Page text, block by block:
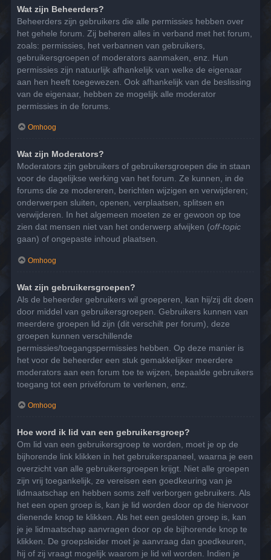
Wat zijn Beheerders?
Beheerders zijn gebruikers die alle permissies hebben over
het gehele forum. Zij beheren alles in verband met het forum,
zoals: permissies, het verbannen van gebruikers,
gebruikersgroepen of moderators aanmaken, enz. Hun
permissies zijn natuurlijk afhankelijk van welke de eigenaar
aan hen heeft toegewezen. Ook afhankelijk van de beslissing
van de eigenaar, hebben ze mogelijk alle moderator
permissies in de forums.
Omhoog
Wat zijn Moderators?
Moderators zijn gebruikers of gebruikersgroepen die in staan
voor de dagelijkse werking van het forum. Ze kunnen, in de
forums die ze modereren, berichten wijzigen en verwijderen;
onderwerpen sluiten, openen, verplaatsen, splitsen en
verwijderen. In het algemeen moeten ze er gewoon op toe
zien dat mensen niet van het onderwerp afwijken (off-topic
gaan) of ongepaste inhoud plaatsen.
Omhoog
Wat zijn gebruikersgroepen?
Als de beheerder gebruikers wil groeperen, kan hij/zij dit doen
door middel van gebruikersgroepen. Gebruikers kunnen van
meerdere groepen lid zijn (dit verschilt per forum), deze
groepen kunnen verschillende
permissies/toegangspermissies hebben. Op deze manier is
het voor de beheerder een stuk gemakkelijker meerdere
moderators aan een forum toe te wijzen, bepaalde gebruikers
toegang tot een privéforum te verlenen, enz.
Omhoog
Hoe word ik lid van een gebruikersgroep?
Om lid van een gebruikersgroep te worden, moet je op de
bijhorende link klikken in het gebruikerspaneel, waarna je een
overzicht van alle gebruikersgroepen krijgt. Niet alle groepen
zijn vrij toegankelijk, ze vereisen een goedkeuring van je
lidmaatschap en hebben soms zelf verborgen gebruikers. Als
het een open groep is, kan je lid worden door op de hiervoor
dienende knop te klikken. Als het een gesloten groep is, kan
je je lidmaatschap aanvragen door op de bijhorende knop te
klikken. De groepsleider moet je aanvraag dan goedkeuren,
hij of zij vraagt mogelijk waarom je lid wil worden. Indien je